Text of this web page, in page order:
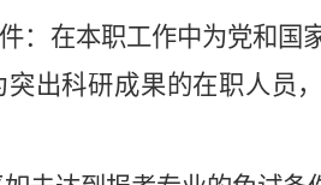
：在本职工作中为党和国
突出科研成果的在职人员